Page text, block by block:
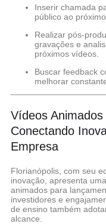
Inserir chamada
público ao
Realizar pós-
gravações e
próximos vídeos.
Buscar feedback
melhorar
Vídeos
Conectando
Empresa
Florianópolis, com seu
inovação, apresenta
animados para
investidores e
de ensino também
alcance.